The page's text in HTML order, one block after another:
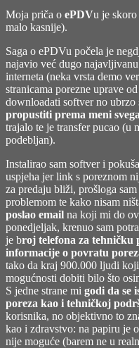
Moja priča o ePDVu je skoro
malo kasnije).
Saga o ePDVu počela je
najavio već dugo
interneta (neka vrsta demo
stranicama porezne uprave
downloadati softver no
propustiti prema meni
trajalo te je transfer pucao (u
podebljan).
Instalirao sam softver i
uspjeha jer link s poreznom
za predaju bliži, prošloga
problemom te kako nisam
poslao email na koji mi do
ponedjeljak, krenuo sam
je broj telefona za tehničku
informacije o povratu
tako da kraj 900.000 ljudi
mogućnosti dobiti bilo što
S jedne strane mi godi da se
poreza kao i tehničkoj
korisnika, no objektivno to
kao i zdravstvo: na papiru je
nije moguće (barem ne u